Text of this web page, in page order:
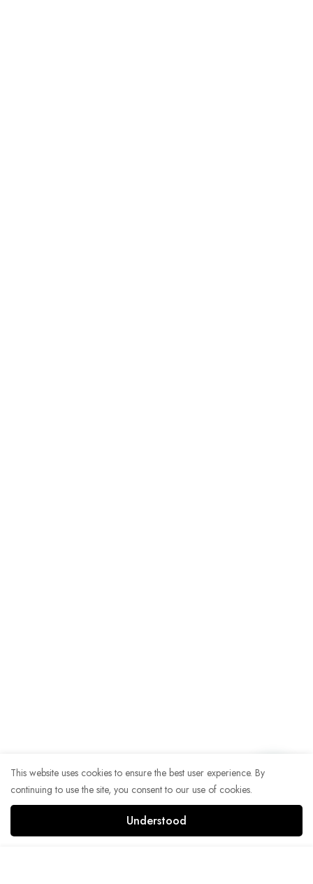
This website uses cookies to ensure the best user experience. By
continuing to use the site, you consent to our use of cookies.
Understood